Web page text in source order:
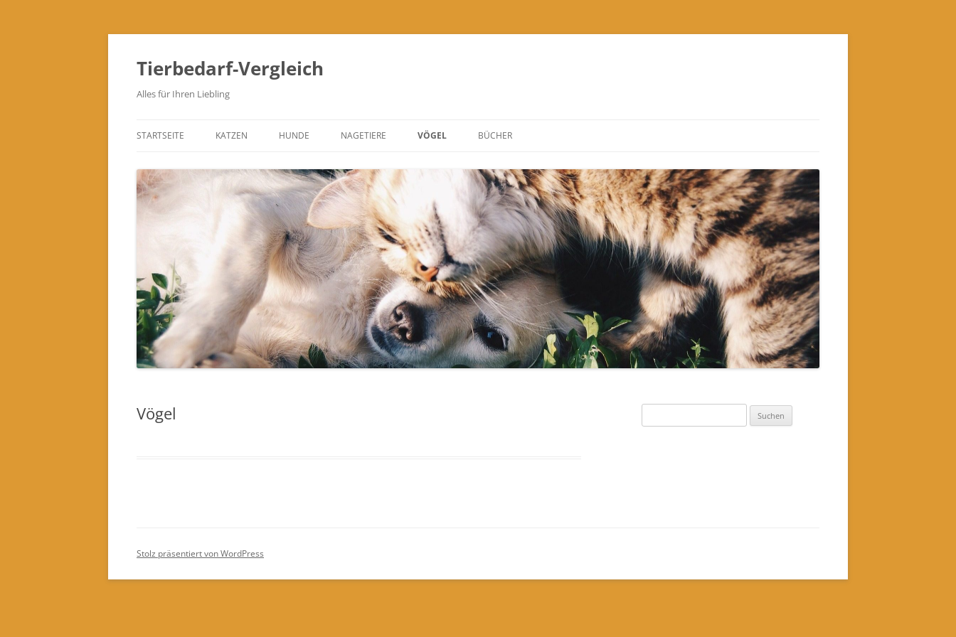
Zum
springen
Tierbedarf-Vergleich
Alles für Ihren Liebling
STARTSEITE KATZEN
FUTTER- & TRINKNÄPFE
KRATZBÄUME & KRATZMÖBEL
SCHLAFPLÄTZE
HUNDE NAGETIERE VÖGEL BÜCHER
Vögel
nach:
Stolz präsentiert von WordPress